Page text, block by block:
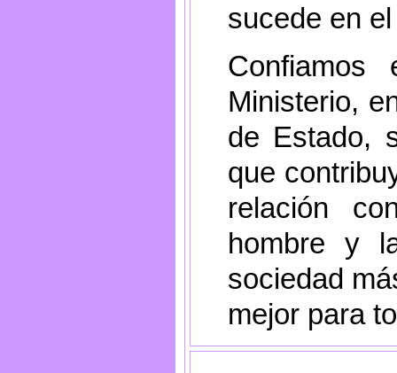
sucede en
Ministerio,
de Estado,
que
relación
hombre y
sociedad
mejor para